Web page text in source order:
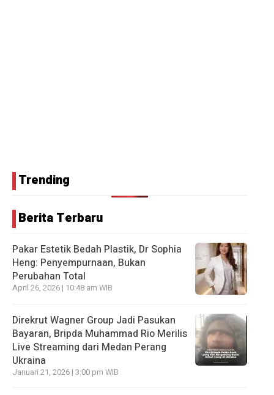
Trending
Berita Terbaru
Pakar Estetik Bedah Plastik, Dr Sophia
Heng: Penyempurnaan, Bukan
Perubahan Total
April 26, 2026 | 10:48 am WIB
Direkrut Wagner Group Jadi Pasukan
Bayaran, Bripda Muhammad Rio Merilis
Live Streaming dari Medan Perang
Ukraina
Januari 21, 2026 | 3:00 pm WIB